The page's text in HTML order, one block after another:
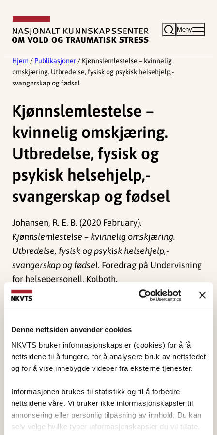
Denne nettsiden anvender cookies
NKVTS bruker informasjonskapsler (cookies) for å få
nettsidene til å fungere, for å analysere bruk av nettstedet
og for å vise innebygde videoer fra eksterne tjenester.
Informasjonen brukes til statistikk og til å forbedre
nettsidene våre. Vi bruker ikke informasjonskapsler til
annonsering eller personlig tilpasning av innhold. Du kan
selv velge hvilke typer informasjonskapsler du vil tillate.
innhold
Meny
Hjem / Publikasjoner / Kjønnslemlestelse – kvinnelig
omskjæring. Utbredelse, fysisk og psykisk helsehjelp,-
svangerskap og fødsel
Kjønnslemlestelse –
kvinnelig omskjæring.
Utbredelse, fysisk og
psykisk helsehjelp,-
svangerskap og fødsel
Johansen, R. E. B. (2020 February).
Kjønnslemlestelse – kvinnelig omskjæring.
Utbredelse, fysisk og psykisk helsehjelp,-
svangerskap og fødsel. Foredrag på Undervisning
for helsepersonell, Kolboth.
NKVTS utvikler og sprer kunnskap og kompetanse
om vold og traumatisk stress. Formålet er å bidra
til å forebygge og redusere de helsemessige og